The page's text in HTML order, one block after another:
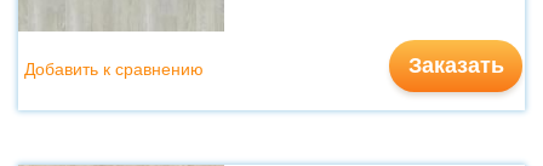
Заказать
Добавить к сравнению